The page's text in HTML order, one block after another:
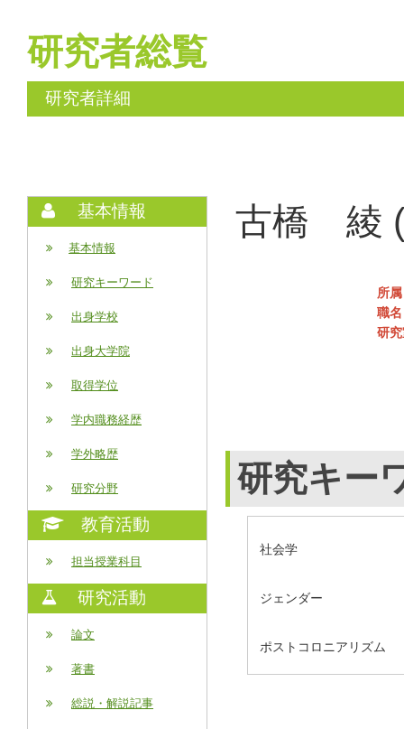
研究者総覧
研究者詳細
基本情報
基本情報
研究キーワード
出身学校
出身大学院
取得学位
学内職務経歴
学外略歴
研究分野
教育活動
担当授業科目
研究活動
論文
著書
総説・解説記事
古橋 綾
所属
職名
研
研究キー
社会学
ジェンダー
ポストコロニアリズム